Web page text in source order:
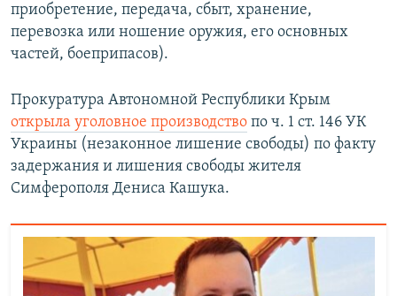
приобретение, передача, сбыт, хранение,
перевозка или ношение оружия, его основных
частей, боеприпасов).
Прокуратура Автономной Республики Крым
открыла уголовное производство по ч. 1 ст. 146 УК
Украины (незаконное лишение свободы) по факту
задержания и лишения свободы жителя
Симферополя Дениса Кашука.